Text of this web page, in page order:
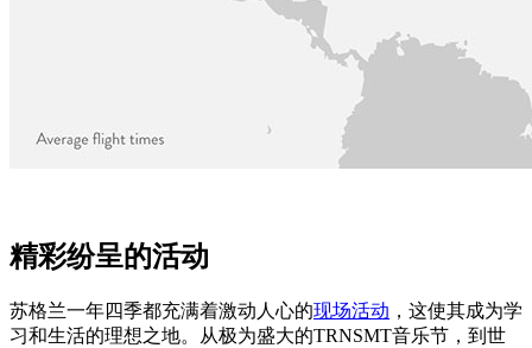
精彩纷呈的活动
苏格兰一年四季都充满着激动人心的现场活动 ，这使其成为学
习和生活的理想之地。从极为盛大的TRNSMT音乐节，到世